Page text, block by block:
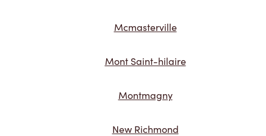
Mcmasterville
Mont Saint-hilaire
Montmagny
New Richmond